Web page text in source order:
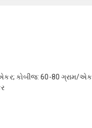
કોબીજ: 60-80 ગ્રામ/